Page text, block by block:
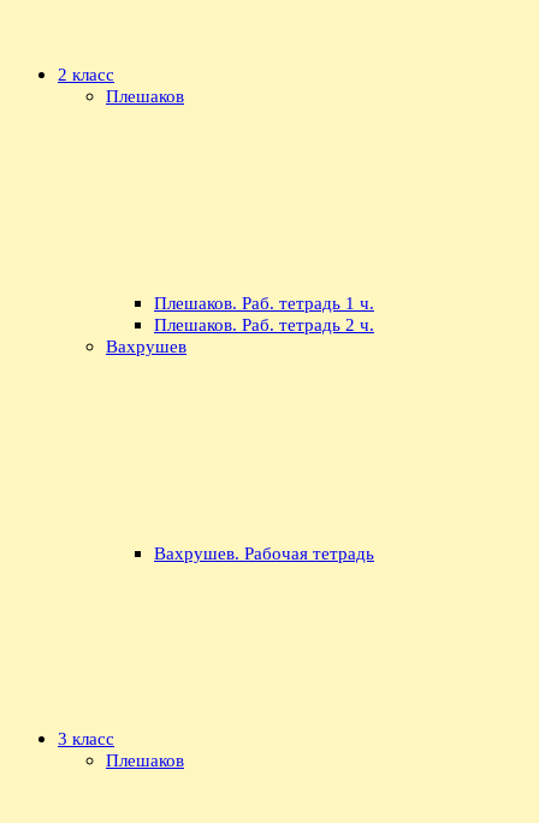
2 класс
Плешаков
Плешаков. Раб. тетрадь 1 ч.
Плешаков. Раб. тетрадь 2 ч.
Вахрушев
Вахрушев. Рабочая тетрадь
3 класс
Плешаков